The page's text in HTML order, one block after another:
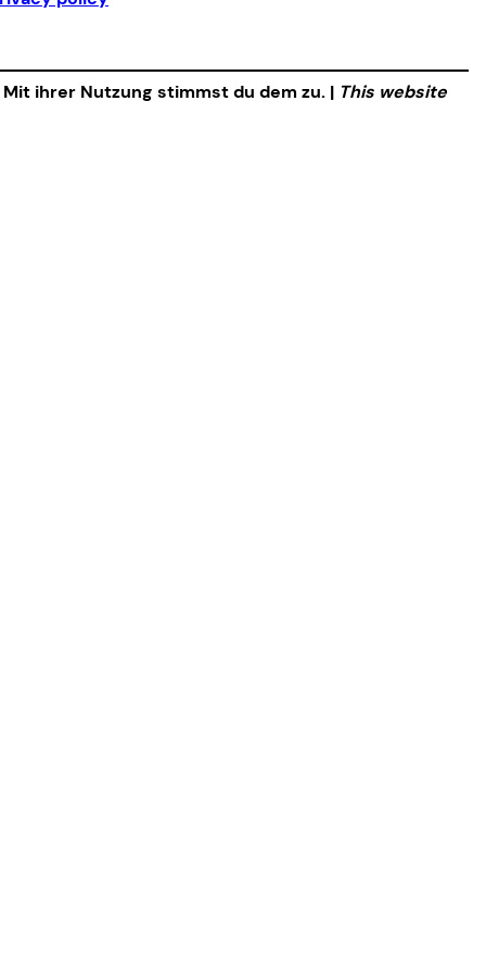
Mit ihrer Nutzung stimmst du dem zu. | This website